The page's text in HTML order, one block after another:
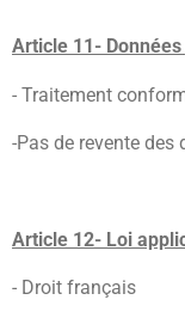
Article 11-
- Traitement
-Pas de revente des
Article 12- Loi
- Droit français